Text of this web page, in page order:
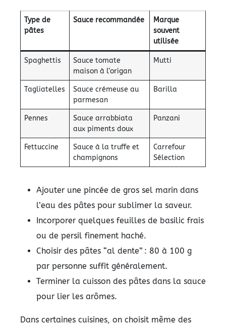
Type de
pâtes
Sauce recommandée
Marque
souvent
utilisée
Spaghettis
Sauce tomate
maison à l’origan
Mutti
Tagliatelles
Sauce crémeuse au
parmesan
Barilla
Pennes
Sauce arrabbiata
aux piments doux
Panzani
Fettuccine
Sauce à la truffe et
champignons
Carrefour
Sélection
Ajouter une pincée de gros sel marin dans
l’eau des pâtes pour sublimer la saveur.
Incorporer quelques feuilles de basilic frais
ou de persil finement haché.
Choisir des pâtes “al dente” : 80 à 100 g
par personne suffit généralement.
Terminer la cuisson des pâtes dans la sauce
pour lier les arômes.
Dans certaines cuisines, on choisit même des